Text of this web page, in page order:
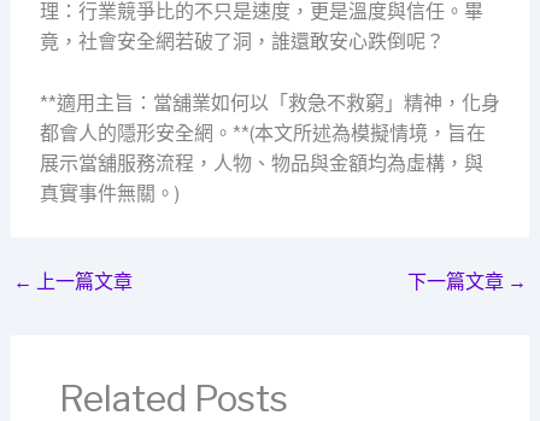
理：行業競爭比的不只是速度，更是溫度與信任。畢
竟，社會安全網若破了洞，誰還敢安心跌倒呢？
**適用主旨：當舖業如何以「救急不救窮」精神，化身
都會人的隱形安全網。**(本文所述為模擬情境，旨在
展示當舖服務流程，人物、物品與金額均為虛構，與
真實事件無關。)
← 上一篇文章 下一篇文章 →
Related Posts